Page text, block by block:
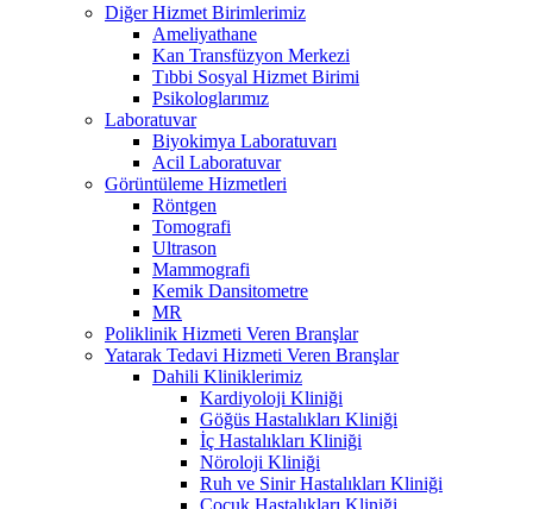
Diğer Hizmet Birimlerimiz
Ameliyathane
Kan Transfüzyon Merkezi
Tıbbi Sosyal Hizmet Birimi
Psikologlarımız
Laboratuvar
Biyokimya Laboratuvarı
Acil Laboratuvar
Görüntüleme Hizmetleri
Röntgen
Tomografi
Ultrason
Mammografi
Kemik Dansitometre
MR
Poliklinik Hizmeti Veren Branşlar
Yatarak Tedavi Hizmeti Veren Branşlar
Dahili Kliniklerimiz
Kardiyoloji Kliniği
Göğüs Hastalıkları Kliniği
İç Hastalıkları Kliniği
Nöroloji Kliniği
Ruh ve Sinir Hastalıkları Kliniği
Çocuk Hastalıkları Kliniği